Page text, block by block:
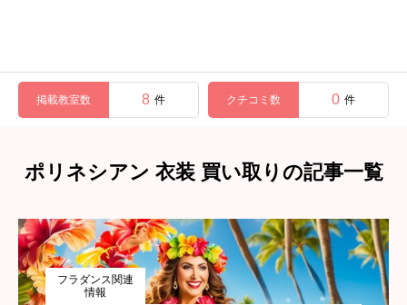
掲載教室数 8 件 クチコミ数 0 件
ポリネシアン 衣装 買い取りの記事一覧
フラダンス関連
情報